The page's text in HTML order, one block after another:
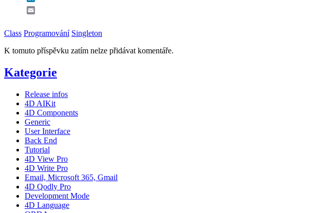
Class Programování Singleton
K tomuto příspěvku zatím nelze přidávat komentáře.
Kategorie
Release infos
4D AIKit
4D Components
Generic
User Interface
Back End
Tutorial
4D View Pro
4D Write Pro
Email, Microsoft 365, Gmail
4D Qodly Pro
Development Mode
4D Language